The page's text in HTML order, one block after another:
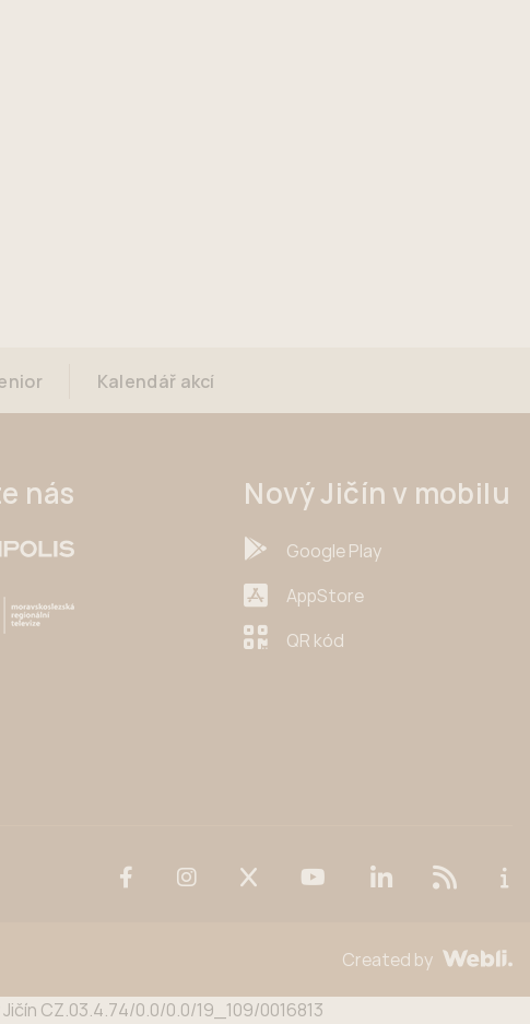
Kalendář akcí
nás Nový Jičín v mobilu
Google Play
AppStore
QR kód
Created by
CZ.03.4.74/0.0/0.0/19_109/0016813